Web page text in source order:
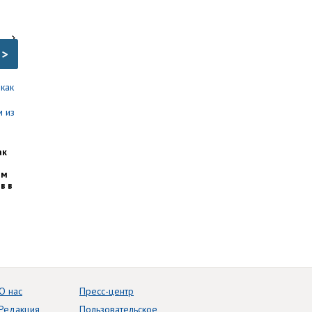
>
в
нас
Пресс-центр
Пользовательское